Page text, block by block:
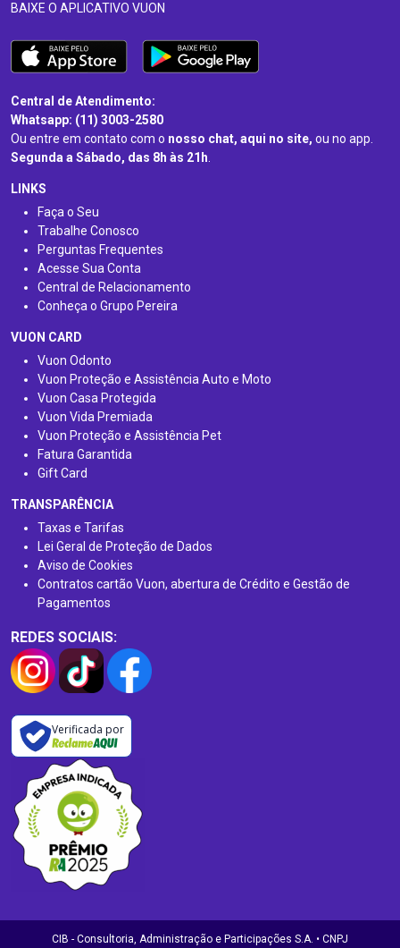
BAIXE O APLICATIVO VUON
Central de Atendimento:
Whatsapp: (11) 3003-2580
Ou entre em contato com o nosso chat, aqui no site, ou no app.
Segunda a Sábado, das 8h às 21h.
LINKS
Faça o Seu
Trabalhe Conosco
Perguntas Frequentes
Acesse Sua Conta
Central de Relacionamento
Conheça o Grupo Pereira
VUON CARD
Vuon Odonto
Vuon Proteção e Assistência Auto e Moto
Vuon Casa Protegida
Vuon Vida Premiada
Vuon Proteção e Assistência Pet
Fatura Garantida
Gift Card
TRANSPARÊNCIA
Taxas e Tarifas
Lei Geral de Proteção de Dados
Aviso de Cookies
Contratos cartão Vuon, abertura de Crédito e Gestão de
Pagamentos
REDES SOCIAIS:
Verificada por
CIB - Consultoria, Administração e Participações S.A. • CNPJ